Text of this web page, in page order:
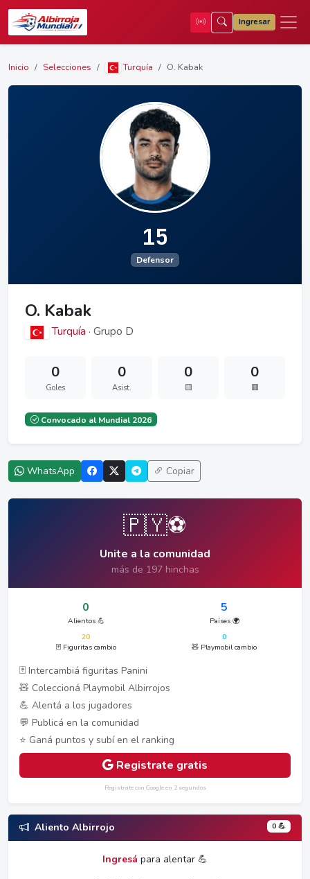
Ingresar
Inicio Selecciones Turquía O. Kabak
15
Defensor
O. Kabak
Turquía · Grupo D
0
Goles
0
Asist.
0
🟨
0
🟥
Convocado al Mundial 2026
WhatsApp Copiar
🇵🇾⚽
Unite a la comunidad
más de 197 hinchas
0
Alientos 💪
5
Países 🌍
20
🃏 Figuritas cambio
0
🧸 Playmobil cambio
🃏 Intercambiá figuritas Panini
🧸 Coleccioná Playmobil Albirrojos
💪 Alentá a los jugadores
💬 Publicá en la comunidad
⭐ Ganá puntos y subí en el ranking
Registrate gratis
Registrate con Google en 2 segundos
Aliento Albirrojo 0 💪
Ingresá para alentar 💪